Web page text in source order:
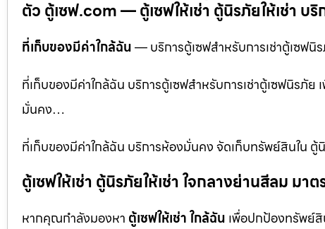
ตัว ตู้เซฟ.com — ตู้เซฟให้เช่า ตู้นิรภัยให้เช่า บ
ที่เก็บของมีค่าใกล้ฉัน— บริการตู้เซฟสำหรับการเช่าตู้เซฟนิ
ที่เก็บของมีค่าใกล้ฉัน บริการตู้เซฟสำหรับการเช่าตู้เซฟนิรภั
มั่นคง…
ที่เก็บของมีค่าใกล้ฉัน บริการห้องมั่นคง จัดเก็บทรัพย์สินใน ตู้
ตู้เซฟให้เช่า ตู้นิรภัยให้เช่า ใจกลางย่านสีลม ม
หากคุณกำลังมองหา ตู้เซฟให้เช่า ใกล้ฉัน เพื่อปกป้องทรัพย์